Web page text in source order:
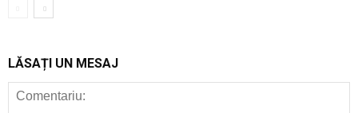
LĂSAȚI UN MESAJ